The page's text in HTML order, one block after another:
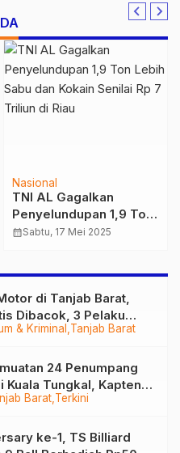
Nasional
TNI AL Gagalkan
Penyelundupan 1,9 Ton
Lebih Sabu dan Kokain
calendar_monthSabtu, 17 Mei 2025
& Kriminal Tanjab Barat
di Tanjab Barat,
Dibacok, 3 Pelaku
Barat Terkini
24 Penumpang
Kuala Tungkal, Kapten
ke-1, TS Billiard